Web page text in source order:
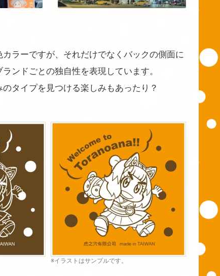
カラーですが、それだけでなくバックの側面に
ンドごとの独自性を表現しています。
タイプを見つける楽しみもあったり？
※イラストはサンプルです。